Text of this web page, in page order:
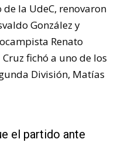
la UdeC, renovaron
González y
Renato
fichó a uno de los
División, Matías
el partido ante